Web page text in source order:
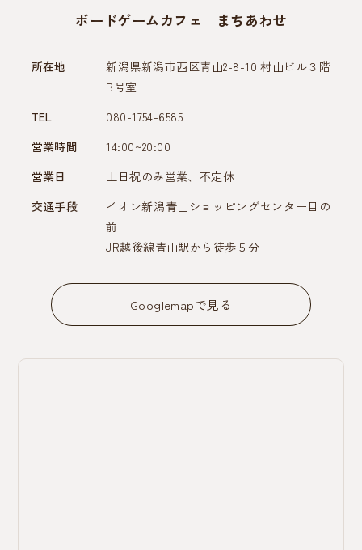
ボードゲームカフェ まちあわせ
所在地
新潟県新潟市西区青山2-8-10 村山ビル３階
B号室
TEL
080-1754-6585
営業時間
14:00~20:00
営業日
土日祝のみ営業、不定休
交通手段
イオン新潟青山ショッピングセンター目の
前
JR越後線青山駅から徒歩５分
Googlemapで見る